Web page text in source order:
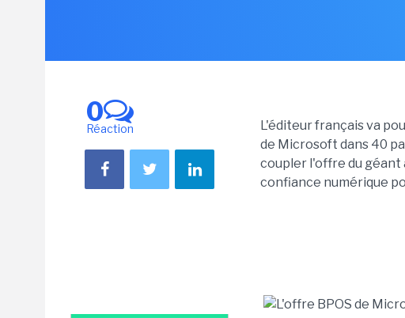
0
Réaction
L'éditeur français va
de Microsoft dans 40
coupler l'offre du géant
confiance numérique